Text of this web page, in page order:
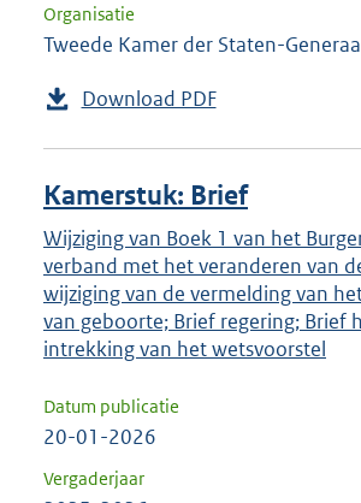
Organisatie
Tweede Kamer der Staten-
Download PDF
Kamerstuk: Brief
Wijziging van Boek 1 van het
verband met het veranderen van
wijziging van de vermelding van
van geboorte; Brief regering; Brief
intrekking van het wetsvoorstel
Datum publicatie
20-01-2026
Vergaderjaar